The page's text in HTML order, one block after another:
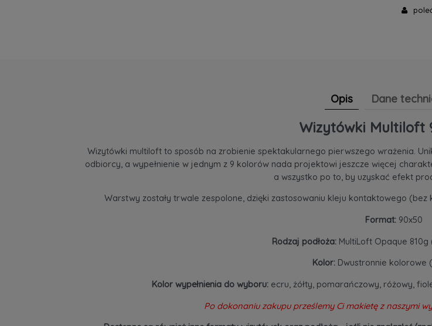
Opis Dane
Wizytówki Multiloft
Wizytówki multiloft to sposób na zrobienie spektakularnego pierwszego wrażenia.
odbiorcy, a wypełnienie w jednym z 9 kolorów nada projektowi jeszcze więcej
a wszystko po to, by uzyskać efekt
Warstwy zostały trwale zespolone, dzięki zastosowaniu kleju kontaktowego
Format: 90x50
Rodzaj podłoża: MultiLoft Opaque 810g
Kolor: Dwustronnie kolorowe
Kolor wypełnienia do wyboru:ecru, żółty, pomarańczowy, różowy,
Po dokonaniu zakupu prześlemy Ci makietę z naszymi